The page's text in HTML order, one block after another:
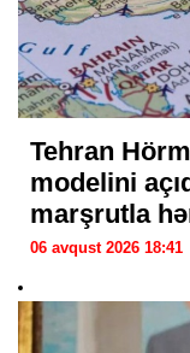
Tehran
modelini
marşrutla
06 avqust 2026 18:41